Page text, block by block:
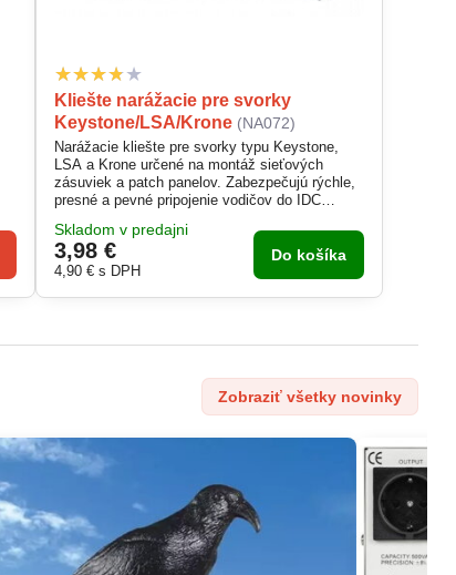
Kliešte narážacie pre svorky
Keystone/LSA/Krone (NA072)
Narážacie kliešte pre svorky typu Keystone,
LSA a Krone určené na montáž sieťových
zásuviek a patch panelov. Zabezpečujú rýchle,
presné a pevné pripojenie vodičov do IDC
Ergonomická rukoväť zaručuje pohodlnú prácu
aj pri dlhodobom používaní. Ideálne náradie pre
technikov, elektrikárov a sieťových inštalatérov.
Skladom v predajni
3,98 €
4,90 €s DPH
Do košíka
Zobraziť všetky novinky